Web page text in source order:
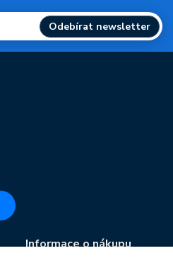
Odebírat newsletter
Informace o nákupu